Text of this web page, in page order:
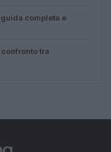
completa e
confronto tra